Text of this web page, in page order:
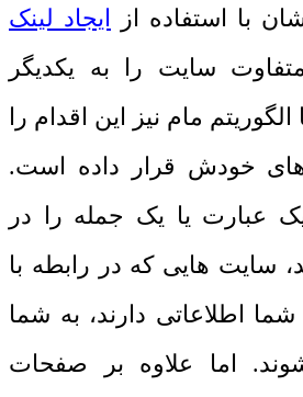
با استفاده از ایجاد لینک
سایت را به یکدیگر
مام نیز این اقدام را
خودش قرار داده است.
عبارت یا یک جمله را در
سایت ‌هایی که در رابطه با
اطلاعاتی دارند، به شما
اما علاوه ‌بر صفحات